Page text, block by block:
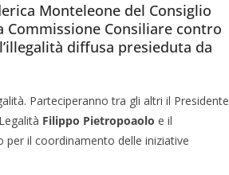
Monteleone del Consiglio
Commissione Consiliare contro
diffusa presieduta da
Parteciperanno tra gli altri il Presidente
Filippo Pietropoaolo e il
il coordinamento delle iniziative